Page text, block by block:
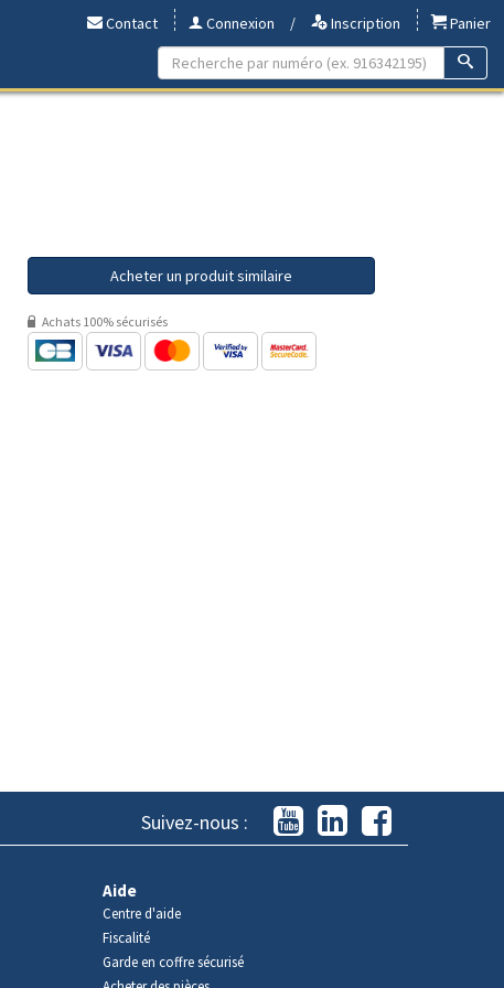
Contact Connexion / Inscription
Panier
Acheter un produit similaire
Achats 100% sécurisés
Suivez-nous :
Aide
Centre d'aide
Fiscalité
Garde en coffre sécurisé